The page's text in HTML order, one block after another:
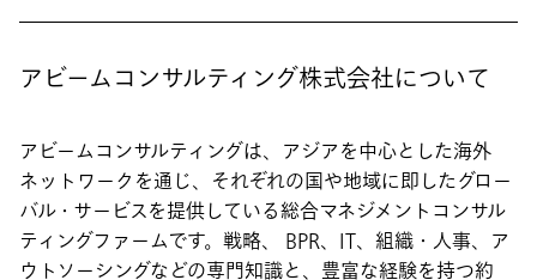
アビームコンサルティング株式会社について
アビームコンサルティングは、アジアを中心とした海外
ネットワークを通じ、それぞれの国や地域に即したグロー
バル・サービスを提供している総合マネジメントコンサル
ティングファームです。戦略、 BPR、IT、組織・人事、ア
ウトソーシングなどの専門知識と、豊富な経験を持つ約